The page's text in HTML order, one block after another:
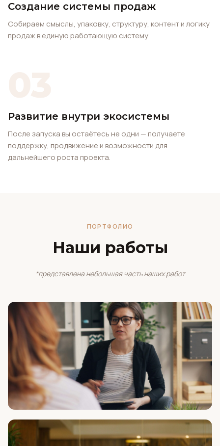
Создание системы продаж
Собираем смыслы, упаковку, структуру, контент и логику
продаж в единую работающую систему.
Развитие внутри экосистемы
После запуска вы остаётесь не одни — получаете
поддержку, продвижение и возможности для
дальнейшего роста проекта.
ПОРТФОЛИО
Наши работы
*представлена небольшая часть наших работ
Елена Мартынова
Медийный юрист